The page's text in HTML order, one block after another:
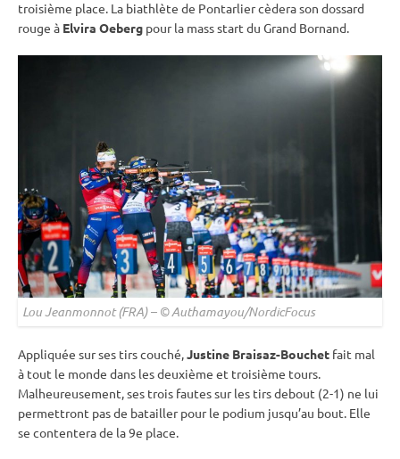
troisième place. La biathlète de Pontarlier cèdera son dossard
rouge à Elvira Oeberg pour la mass start du Grand Bornand.
Lou Jeanmonnot (FRA) – © Authamayou/NordicFocus
Appliquée sur ses tirscouché Justine Braisaz-Bouchet fait mal
à tout le monde dans les deuxième et troisième tours.
Malheureusement, ses trois fautes sur les tirsdebout (2-1) ne lui
permettront pas de batailler pour le podium jusqu’au bout. Elle
se contentera de la 9e place.